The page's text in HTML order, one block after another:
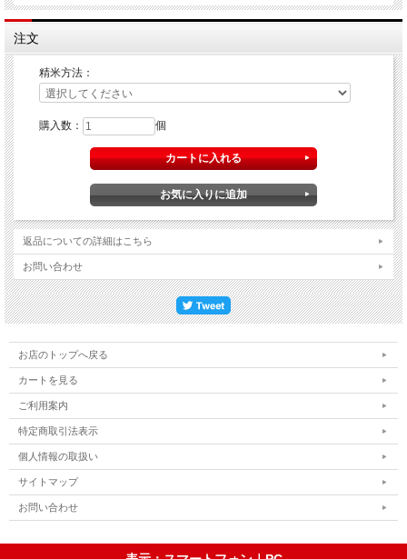
注文
精米方法：
購入数： 個
返品についての詳細はこちら
お問い合わせ
お店のトップへ戻る
カートを見る
ご利用案内
特定商取引法表示
個人情報の取扱い
サイトマップ
お問い合わせ